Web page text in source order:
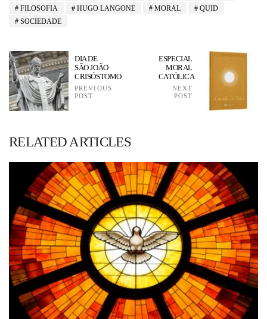
FILOSOFIA
HUGO LANGONE MORAL
QUID
SOCIEDADE
DIA DE
SÃO JOÃO
CRISÓSTOMO
PREVIOUS
POST
ESPECIAL
MORAL
CATÓLICA
NEXT
POST
RELATED ARTICLES